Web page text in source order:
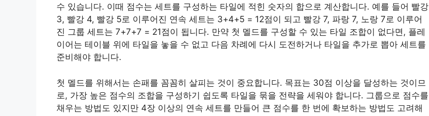
수 있습니다. 이때 점수는 세트를 구성하는 타일에 적힌 숫자의 합으로 계산합니다. 예를 들어 빨강
3, 빨강 4, 빨강 5로 이루어진 연속 세트는 3+4+5 = 12점이 되고 빨강 7, 파랑 7, 노랑 7로 이루어
진 그룹 세트는 7+7+7 = 21점이 됩니다. 만약 첫 멜드를 구성할 수 있는 타일 조합이 없다면, 플레
이어는 테이블 위에 타일을 놓을 수 없고 다음 차례에 다시 도전하거나 타일을 추가로 뽑아 세트를
준비해야 합니다.
첫 멜드를 위해서는 손패를 꼼꼼히 살피는 것이 중요합니다. 목표는 30점 이상을 달성하는 것이므
로, 가장 높은 점수의 조합을 구성하기 쉽도록 타일을 묶을 전략을 세워야 합니다. 그룹으로 점수를
채우는 방법도 있지만 4장 이상의 연속 세트를 만들어 큰 점수를 한 번에 확보하는 방법도 고려해